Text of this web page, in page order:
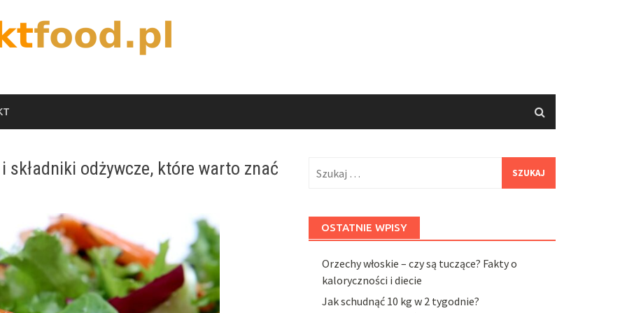
składniki odżywcze, które warto znać
OSTATNIE WPISY
Orzechy włoskie – czy są tuczące? Fakty o
kaloryczności i diecie
Jak schudnąć 10 kg w 2 tygodnie?